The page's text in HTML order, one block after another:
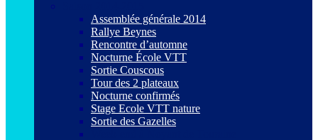
Assemblée générale 2014
Rallye Beynes
Rencontre d’automne
Nocturne École VTT
Sortie Couscous
Tour des 2 plateaux
Nocturne confirmés
Stage Ecole VTT nature
Sortie des Gazelles